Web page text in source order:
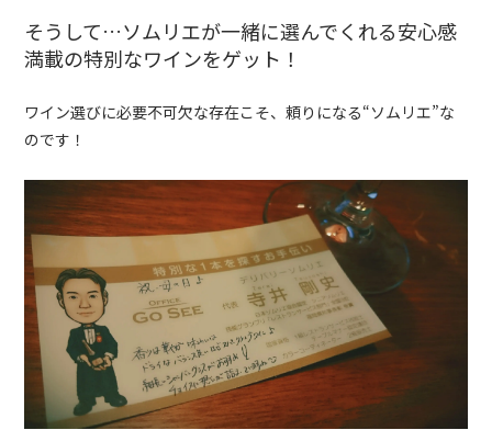
そうして…ソムリエが一緒に選んでくれる安心感
満載の特別なワインをゲット！
ワイン選びに必要不可欠な存在こそ、頼りになる“ソムリエ”な
のです！